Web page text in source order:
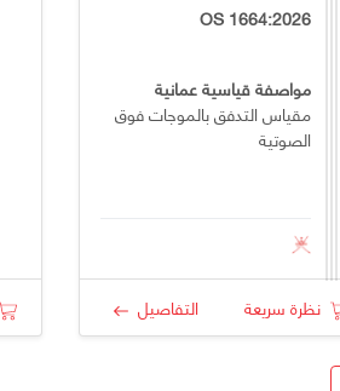
OS 1664:2026
مواصفة قياسية عمانية
مقياس التدفق بالموجات فوق
الصوتية
نظرة سريعة التفاصيل